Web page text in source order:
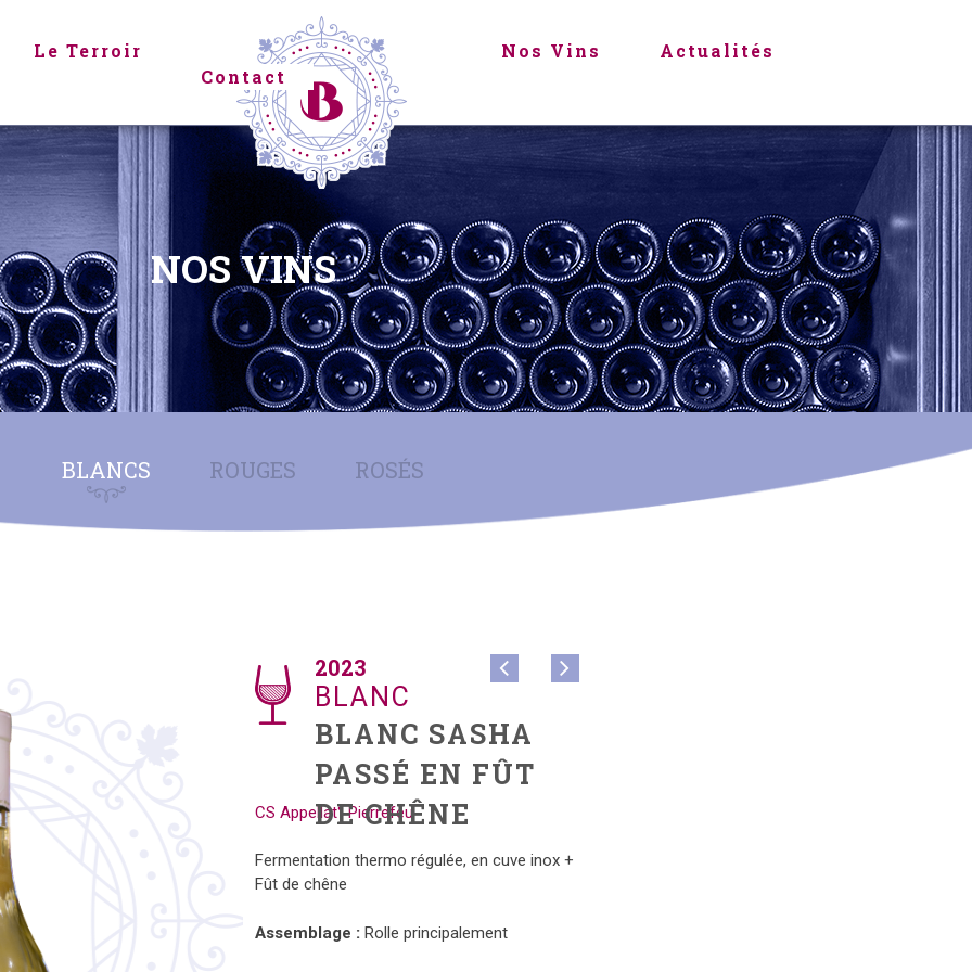
Le Terroir Nos Vins
Actualités
Contact
NOS VINS
BLANCS ROUGES ROSÉS
2023
BLANC
ELEGANCE
BLANC
A.O.C Côtes de Provence
Fermentation thermo régulée, en cuve inox
2023
BLANC
BLANC SASHA
PASSÉ EN FÛT
DE CHÊNE
CS Appellat° Pierrefeu
Fermentation thermo régulée, en cuve inox +
Fût de chêne
Assemblage : Rolle principalement